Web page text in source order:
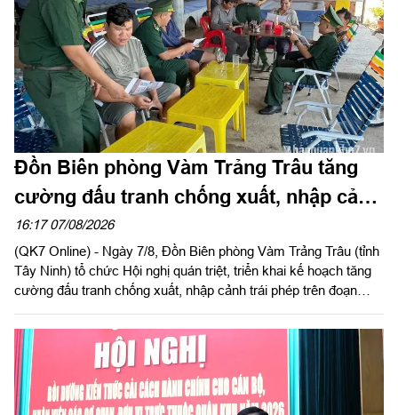
Đồn Biên phòng Vàm Trảng Trâu tăng
cường đấu tranh chống xuất, nhập cảnh
trái phép
16:17 07/08/2026
(QK7 Online) - Ngày 7/8, Đồn Biên phòng Vàm Trảng Trâu (tỉnh
Tây Ninh) tổ chức Hội nghị quán triệt, triển khai kế hoạch tăng
cường đấu tranh chống xuất, nhập cảnh trái phép trên đoạn